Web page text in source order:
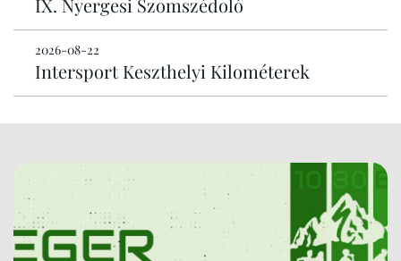
2026-08-22
Intersport Keszthelyi Kilométerek